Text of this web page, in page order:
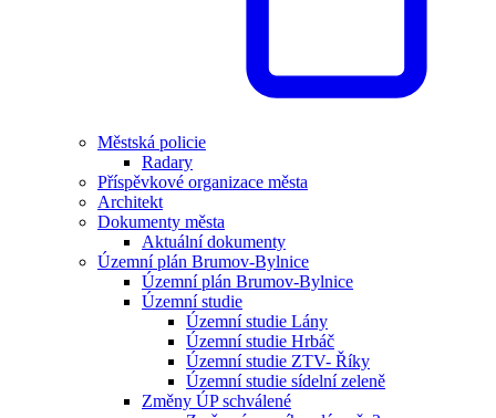
Městská policie
Radary
Příspěvkové organizace města
Architekt
Dokumenty města
Aktuální dokumenty
Územní plán Brumov-Bylnice
Územní plán Brumov-Bylnice
Územní studie
Územní studie Lány
Územní studie Hrbáč
Územní studie ZTV- Říky
Územní studie sídelní zeleně
Změny ÚP schválené